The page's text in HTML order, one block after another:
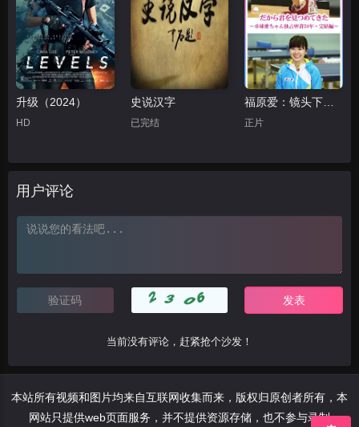
升级（2024）
HD
史说汉字
已完结 正片
用户评论
当前没有评论，赶紧抢个沙发！
本站所有视频和图片均来自互联网收集而来，版权归原创者所有，本
网站只提供web页面服务，并不提供资源存储，也不参与录制